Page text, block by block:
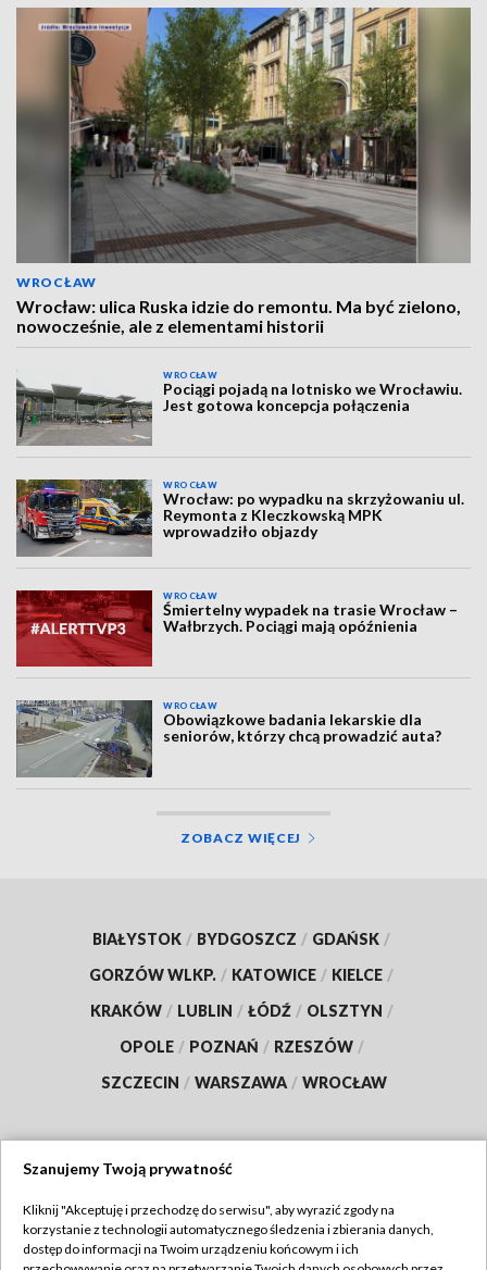
WROCŁAW
Wrocław: ulica Ruska idzie do remontu. Ma być zielono,
nowocześnie, ale z elementami historii
WROCŁAW
Pociągi pojadą na lotnisko we Wrocławiu.
Jest gotowa koncepcja połączenia
WROCŁAW
Wrocław: po wypadku na skrzyżowaniu ul.
Reymonta z Kleczkowską MPK
wprowadziło objazdy
WROCŁAW
Śmiertelny wypadek na trasie Wrocław –
Wałbrzych. Pociągi mają opóźnienia
WROCŁAW
Obowiązkowe badania lekarskie dla
seniorów, którzy chcą prowadzić auta?
ZOBACZ WIĘCEJ
BIAŁYSTOK / BYDGOSZCZ / GDAŃSK /
GORZÓW WLKP. / KATOWICE / KIELCE /
KRAKÓW / LUBLIN / ŁÓDŹ / OLSZTYN /
OPOLE / POZNAŃ / RZESZÓW /
SZCZECIN / WARSZAWA / WROCŁAW
TVP
Szanujemy Twoją prywatność
Kliknij "Akceptuję i przechodzę do serwisu", aby wyrazić zgody na
korzystanie z technologii automatycznego śledzenia i zbierania danych,
dostęp do informacji na Twoim urządzeniu końcowym i ich